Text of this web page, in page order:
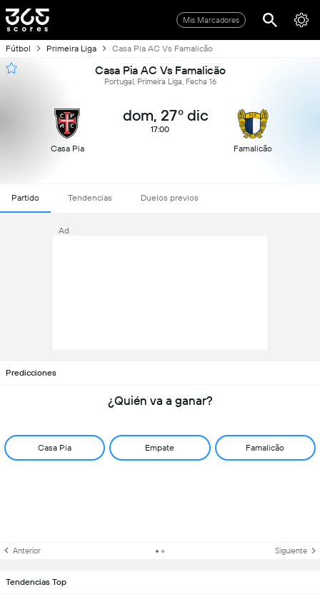
Mis Marcadores
Fútbol Primeira Liga Casa Pia AC Vs Famalicão
Casa Pia AC Vs Famalicão
Portugal, Primeira Liga, Fecha 16
Casa Pia
dom, 27º dic
17:00
Famalicão
Partido Tendencias Duelos previos
Ad
Predicciones
¿Quién va a ganar?
Casa Pia Empate Famalicão
Anterior Siguiente
Tendencias Top